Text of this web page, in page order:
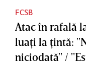
FCSB
Atac în rafală
luaţi la ţintă:
niciodată" /